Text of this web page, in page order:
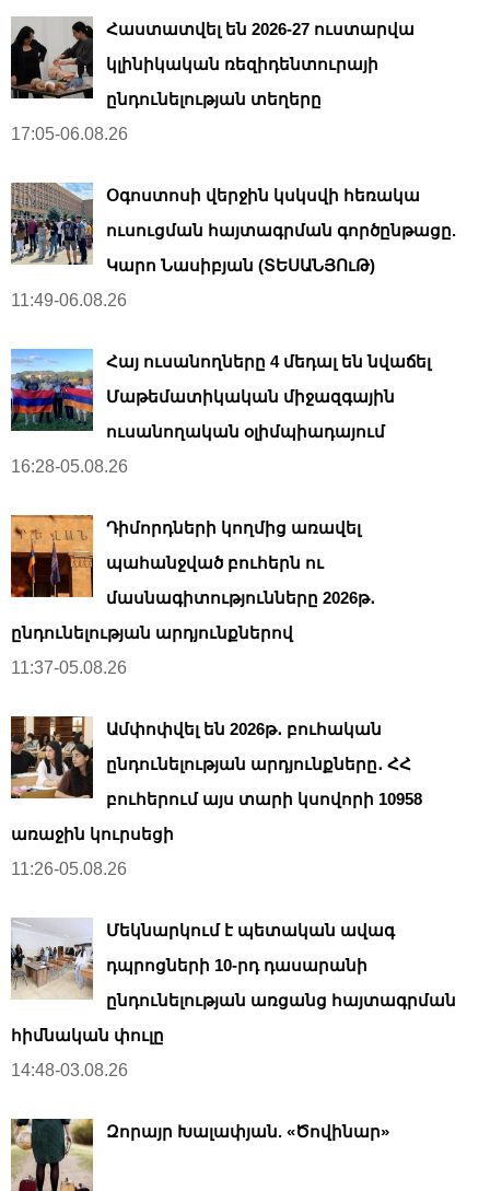
Հաստատվել են 2026-27 ուստարվա
կլինիկական ռեզիդենտուրայի
ընդունելության տեղերը
17:05-06.08.26
Օգոստոսի վերջին կսկսվի հեռակա
ուսուցման հայտագրման գործընթացը.
Կարո Նասիբյան (ՏԵՍԱՆՅՈւԹ)
11:49-06.08.26
Հայ ուսանողները 4 մեդալ են նվաճել
Մաթեմատիկական միջազգային
ուսանողական օլիմպիադայում
16:28-05.08.26
Դիմորդների կողմից առավել
պահանջված բուհերն ու
մասնագիտությունները 2026թ․
ընդունելության արդյունքներով
11:37-05.08.26
Ամփոփվել են 2026թ․ բուհական
ընդունելության արդյունքները․ ՀՀ
բուհերում այս տարի կսովորի 10958
առաջին կուրսեցի
11:26-05.08.26
Մեկնարկում է պետական ավագ
դպրոցների 10-րդ դասարանի
ընդունելության առցանց հայտագրման
հիմնական փուլը
14:48-03.08.26
Զորայր Խալափյան. «Ծովինար»